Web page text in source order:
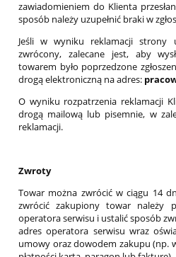
zawiadomieniem do Klienta
sposób należy uzupełnić braki w
Jeśli w wyniku reklamacji
zwrócony, zalecane jest, aby
towarem było poprzedzone
drogą elektroniczną na adres:
O wyniku rozpatrzenia reklamacji
drogą mailową lub pisemnie, w
reklamacji.
Zwroty
Towar można zwrócić w ciągu 14
zwrócić zakupiony towar należy
operatora serwisu i ustalić sposób
adres operatora serwisu wraz
umowy oraz dowodem zakupu (np.